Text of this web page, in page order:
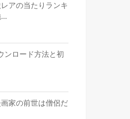
レアの当たりランキ
ンロード方法と初
画家の前世は僧侶だ